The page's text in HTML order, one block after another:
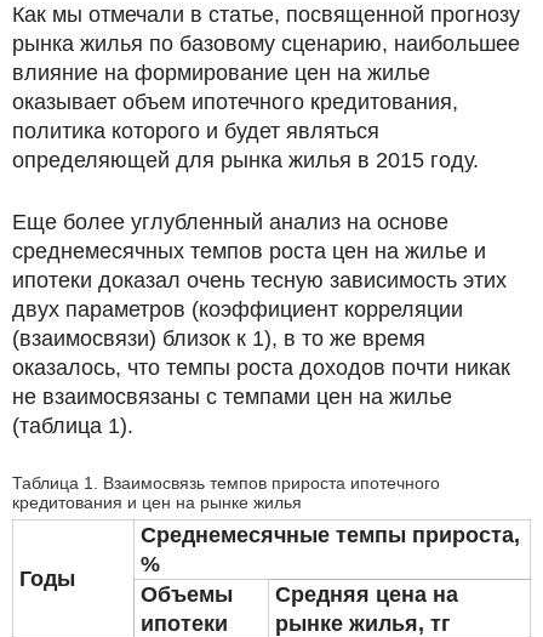
Как мы отмечали в статье, посвященной прогнозу
рынка жилья по базовому сценарию, наибольшее
влияние на формирование цен на жилье
оказывает объем ипотечного кредитования,
политика которого и будет являться
определяющей для рынка жилья в 2015 году.
Еще более углубленный анализ на основе
среднемесячных темпов роста цен на жилье и
ипотеки доказал очень тесную зависимость этих
двух параметров (коэффициент корреляции
(взаимосвязи) близок к 1), в то же время
оказалось, что темпы роста доходов почти никак
не взаимосвязаны с темпами цен на жилье
(таблица 1).
Таблица 1. Взаимосвязь темпов прироста ипотечного
кредитования и цен на рынке жилья
Годы
Среднемесячные темпы прироста,
%
Объемы
ипотеки
Средняя цена на
рынке жилья, тг